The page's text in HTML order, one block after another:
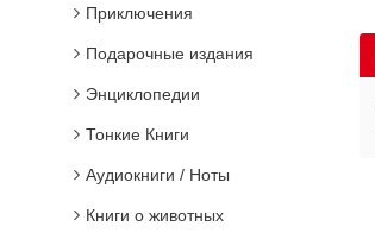
Приключения
Подарочные издания
Энциклопедии
Тонкие Книги
Аудиокниги / Ноты
Книги о животных